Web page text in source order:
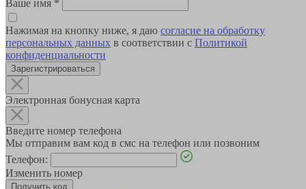
Ваше имя *
Нажимая на кнопку ниже, я даю согласие на обработку
персональных данных в соответствии с Политикой
конфиденциальности
Зарегистрироваться
Электронная бонусная карта
Введите номер телефона
Мы отправим вам код в смс на телефон или позвоним
Телефон:
Изменить номер